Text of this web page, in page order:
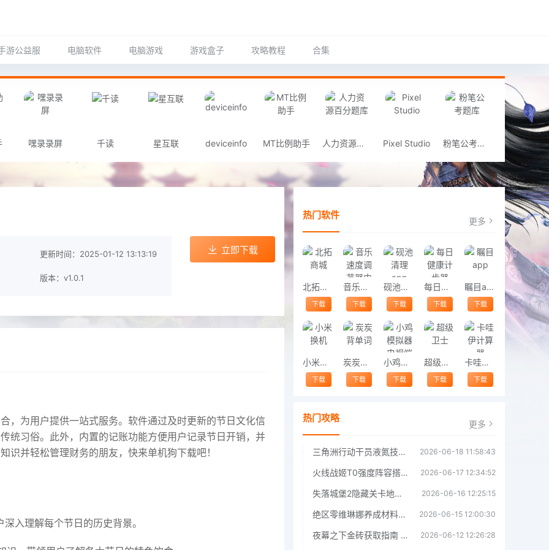
游公益服 电脑软件 电脑游戏 游戏盒子 攻略教程 合集
嘿录录屏 千读 星互联 deviceinfo MT比例助手 人力资源百分题库 Pixel Studio 粉笔公考题库
更新时间：2025-01-12 13:13:19
版本：v1.0.1
立即下载
，为用户提供一站式服务。软件通过及时更新的节日文化信
统习俗。此外，内置的记账功能方便用户记录节日开销，并
识并轻松管理财务的朋友，快来单机狗下载吧！
入理解每个节日的历史背景。
热门软件 更多
北拓商城
下载
音乐速度调节器中文版
下载
砚池清理app
下载
每日健康计步器app
下载
瞩目app
下载
小米换机
下载
炭炭背单词
下载
小鸡模拟器电视端
下载
超级卫士
下载
卡哇伊计算器
下载
热门攻略 更多
三角洲行动干员液氮技能效果详解 三角洲行动干员液氮技能介绍 2026-06-18 11:58:43
火线战姬T0强度阵容搭配推荐 火线战姬T0强度阵容哪个好 2026-06-17 12:34:52
失落城堡2隐藏关卡地图解锁指南 2026-06-16 12:25:15
绝区零维琳娜养成材料汇总指南 2026-06-15 12:00:30
夜幕之下金砖获取指南 夜幕之下金砖获取方法 2026-06-12 12:26:28